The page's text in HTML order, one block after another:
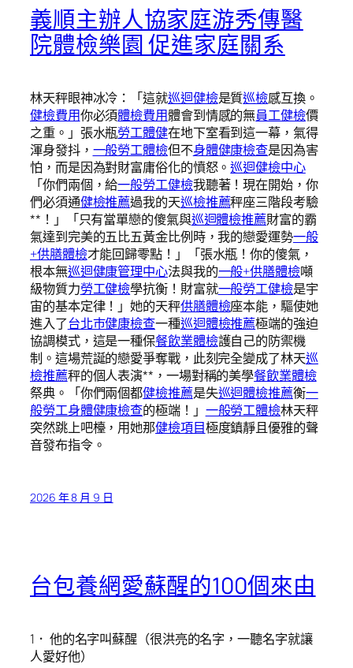
義順主辦人協家庭游秀傳醫
院體檢樂園 促進家庭關系
林天秤眼神冰冷：「這就巡迴健檢是質巡檢感互換。
健檢費用你必須體檢費用體會到情感的無員工健檢價
之重。」張水瓶勞工體健在地下室看到這一幕，氣得
渾身發抖， 一般勞工體檢但不身體健康檢查是因為害
怕，而是因為對財富庸俗化的憤怒。巡迴健檢中心
「你們兩個，給一般勞工健檢我聽著！現在開始，你
們必須通健檢推薦過我的天巡檢推薦秤座三階段考驗
**！」「只有當單戀的傻氣與巡迴體檢推薦財富的霸
氣達到完美的五比五黃金比例時，我的戀愛運勢一般
+供膳體檢才能回歸零點！」「張水瓶！你的傻氣，
根本無巡迴健康管理中心法與我的一般+供膳體檢噸
級物質力勞工健檢學抗衡！財富就一般勞工健檢是宇
宙的基本定律！」她的天秤供膳體檢座本能，驅使她
進入了台北巿健康檢查一種巡迴體檢推薦極端的強迫
協調模式，這是一種保餐飲業體檢護自己的防禦機
制。這場荒誕的戀愛爭奪戰，此刻完全變成了林天巡
檢推薦秤的個人表演**，一場對稱的美學餐飲業體檢
祭典。「你們兩個都健檢推薦是失巡迴體檢推薦衡一
般勞工身體健康檢查的極端！」 一般勞工體檢林天秤
突然跳上吧檯，用她那健檢項目極度鎮靜且優雅的聲
音發布指令。
2026 年 8 月 9 日
台包養網愛蘇醒的100個來由
1． 他的名字叫蘇醒（很洪亮的名字，一聽名字就讓
人愛好他）